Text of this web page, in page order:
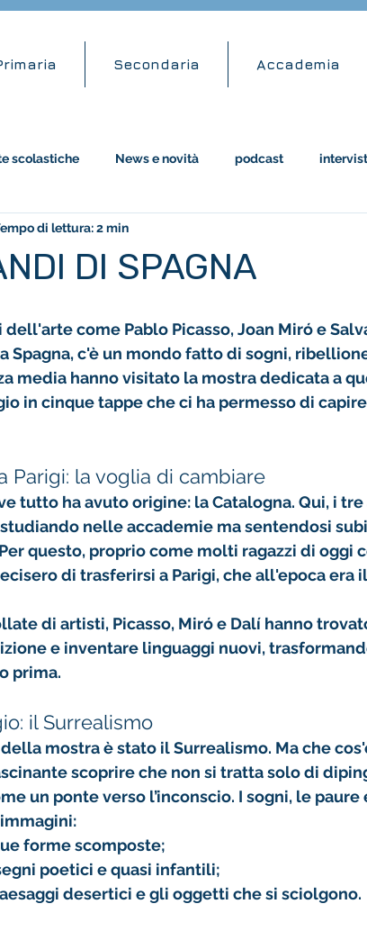
Secondaria Accademia
scolastiche News e novità podcast
attività didattiche
DI SPAGNA
di lettura: 2 min
dell'arte come Pablo Picasso, Joan Miró e
Spagna, c'è un mondo fatto di sogni,
media hanno visitato la mostra dedicata a
in cinque tappe che ci ha permesso di
Parigi: la voglia di cambiare
tutto ha avuto origine: la Catalogna. Qui, i
studiando nelle accademie ma sentendosi
questo, proprio come molti ragazzi di oggi
di trasferirsi a Parigi, che all'epoca era
di artisti, Picasso, Miró e Dalí hanno
e inventare linguaggi nuovi,
prima.
il Surrealismo
mostra è stato il Surrealismo. Ma che
scoprire che non si tratta solo di
un ponte verso l’inconscio. I sogni, le
forme scomposte;
poetici e quasi infantili;
desertici e gli oggetti che si sciolgono.